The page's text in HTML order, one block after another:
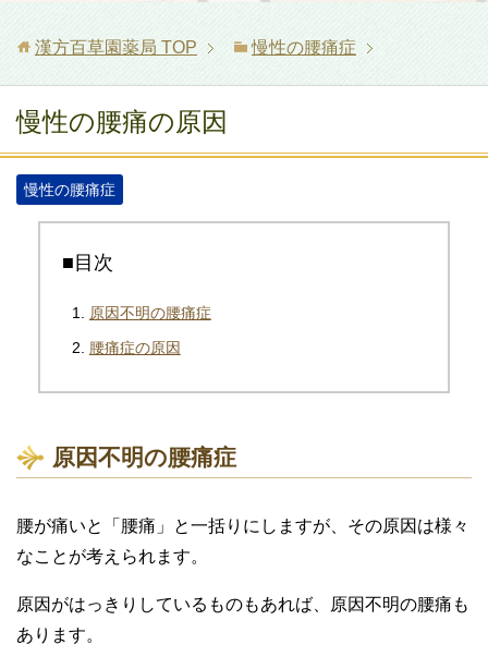
漢方百草園薬局 TOP 慢性の腰痛症
慢性の腰痛の原因
慢性の腰痛症
■目次
原因不明の腰痛症
腰痛症の原因
原因不明の腰痛症
腰が痛いと「腰痛」と一括りにしますが、その原因は様々
なことが考えられます。
原因がはっきりしているものもあれば、原因不明の腰痛も
あります。